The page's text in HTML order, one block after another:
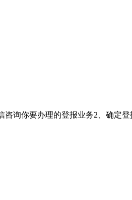
询你要办理的登报业务2、确定